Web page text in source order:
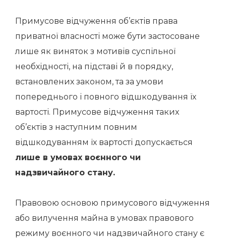
Примусове відчуження об’єктів права
приватної власності може бути застосоване
лише як виняток з мотивів суспільної
необхідності, на підставі й в порядку,
встановлених законом, та за умови
попереднього і повного відшкодування їх
вартості. Примусове відчуження таких
об’єктів з наступним повним
відшкодуванням їх вартості допускається
лише в умовах воєнного чи
надзвичайного стану.
Правовою основою примусового відчуження
або вилучення майна в умовах правового
режиму воєнного чи надзвичайного стану є